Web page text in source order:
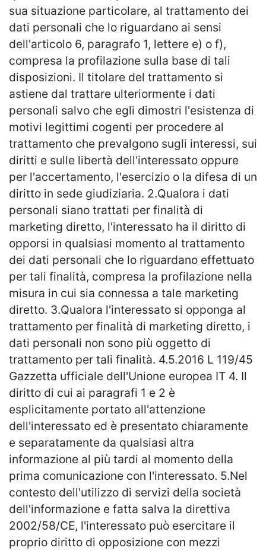
sua situazione particolare, al trattamento dei
dati personali che lo riguardano ai sensi
dell'articolo 6, paragrafo 1, lettere e) o f),
compresa la profilazione sulla base di tali
disposizioni. Il titolare del trattamento si
astiene dal trattare ulteriormente i dati
personali salvo che egli dimostri l'esistenza di
motivi legittimi cogenti per procedere al
trattamento che prevalgono sugli interessi, sui
diritti e sulle libertà dell'interessato oppure
per l'accertamento, l'esercizio o la difesa di un
diritto in sede giudiziaria. 2.Qualora i dati
personali siano trattati per finalità di
marketing diretto, l'interessato ha il diritto di
opporsi in qualsiasi momento al trattamento
dei dati personali che lo riguardano effettuato
per tali finalità, compresa la profilazione nella
misura in cui sia connessa a tale marketing
diretto. 3.Qualora l'interessato si opponga al
trattamento per finalità di marketing diretto, i
dati personali non sono più oggetto di
trattamento per tali finalità. 4.5.2016 L 119/45
Gazzetta ufficiale dell'Unione europea IT 4. Il
diritto di cui ai paragrafi 1 e 2 è
esplicitamente portato all'attenzione
dell'interessato ed è presentato chiaramente
e separatamente da qualsiasi altra
informazione al più tardi al momento della
prima comunicazione con l'interessato. 5.Nel
contesto dell'utilizzo di servizi della società
dell'informazione e fatta salva la direttiva
2002/58/CE, l'interessato può esercitare il
proprio diritto di opposizione con mezzi